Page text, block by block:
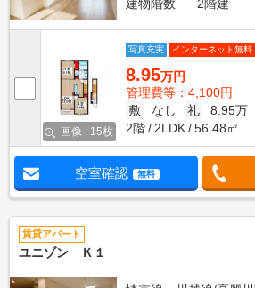
建物階数
2階建
画像 : 15枚
写真充実 インターネット無料
8.95万円
管理費等：4,100円
敷
なし 礼
8.95万
2階
2LDK 56.48㎡
空室確認 無料
賃貸アパート
ユニゾン Ｋ１